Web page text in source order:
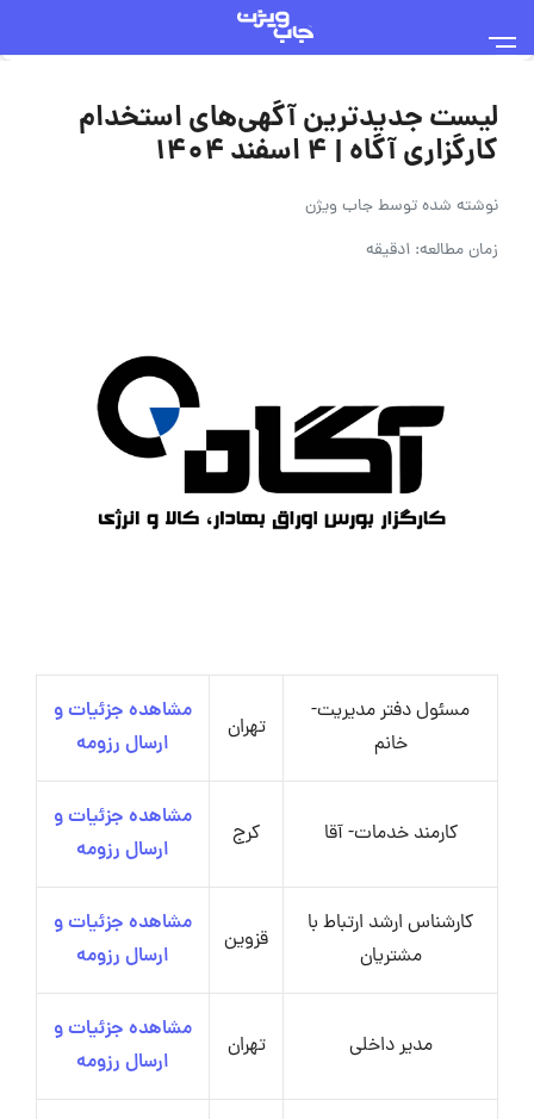
لیست جدیدترین آگهی‌های استخدام
کارگزاری آگاه | ۴ اسفند ۱۴۰۴
نوشته شده توسطجاب ویژن
زمان مطالعه: 1دقیقه
مسئول دفتر مدیریت-
خانم
تهران
مشاهده جزئیات و
ارسال رزومه
کارمند خدمات- آقا کرج
مشاهده جزئیات و
ارسال رزومه
کارشناس ارشد ارتباط با
مشتریان
قزوین
مشاهده جزئیات و
ارسال رزومه
مدیر داخلی تهران
مشاهده جزئیات و
ارسال رزومه